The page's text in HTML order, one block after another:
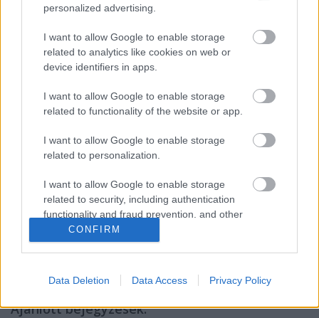
personalized advertising.
I want to allow Google to enable storage
related to analytics like cookies on web or
device identifiers in apps.
I want to allow Google to enable storage
related to functionality of the website or app.
I want to allow Google to enable storage
related to personalization.
I want to allow Google to enable storage
related to security, including authentication
functionality and fraud prevention, and other
user protection.
CONFIRM
Data Deletion Data Access Privacy Policy
együttműködés a 11-15 éves korosztálynak szóló új
előadások születését segíti elő. A projektben részt
vevő 12 ország 13 ifjúsági teátrumának írói,
megismerni a kamaszok életét, problémáit, majd
történeteikből színdarabokat készítenek. Az
országok kulturális és társadalmi sajátosságainak
bemutatását is ösztönző programmal a Kolibri régi
törekvése válik valóra: a külföldi sikerdarabok után
hazai szerzők magyar tizenévesekről írt művei
kerülnek színpadra.
Ajánlott bejegyzések: